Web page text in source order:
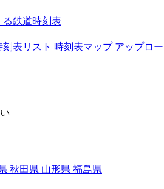
鉄道時刻表
刻表リスト 時刻表マップ アップロ
秋田県 山形県 福島県